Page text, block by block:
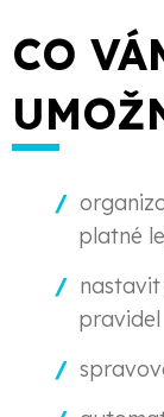
CO
platné
pravidel